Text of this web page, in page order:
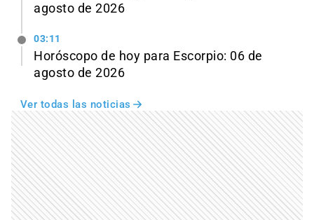
agosto de 2026
03:11
Horóscopo de hoy para Escorpio: 06 de
agosto de 2026
Ver todas las noticias